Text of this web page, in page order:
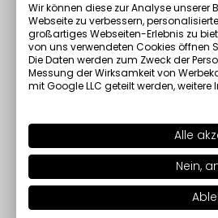
Wir können diese zur Analyse
Webseite zu verbessern,
großartiges Webseiten-Erlebnis zu
von uns verwendeten Cookies öffnen
Die Daten werden zum Zweck der
Messung der Wirksamkeit von
mit Google LLC geteilt werden,
Alle
Nein,